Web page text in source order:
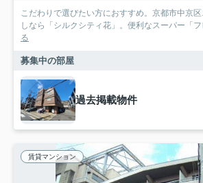
こだわりで選びたい方におすすめ。京都市中京
しなら「シルクシティ花」。便利なスーパー「フ
る
募集中の部屋
過去掲載物件
賃貸マンション